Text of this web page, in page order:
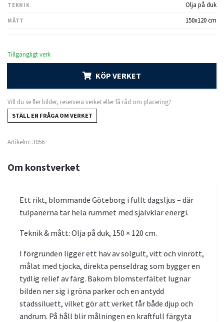
TEKNIK Olja på duk
MÅTT 150x120 cm
Tillgängligt verk
KÖP VERKET
Vill du se fler bilder, reservera verket eller få råd om placering?
STÄLL EN FRÅGA OM VERKET
Artikelnr: 3056
Om konstverket
Ett rikt, blommande Göteborg i fullt dagsljus – där
tulpanerna tar hela rummet med självklar energi.
Teknik & mått: Olja på duk, 150 × 120 cm.
I förgrunden ligger ett hav av solgult, vitt och vinrött,
målat med tjocka, direkta penseldrag som bygger en
tydlig relief av färg. Bakom blomsterfältet lugnar
bilden ner sig i gröna parker och en antydd
stadssiluett, vilket gör att verket får både djup och
andrum. På håll blir målningen en kraftfull färgyta